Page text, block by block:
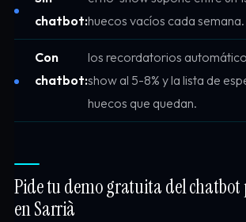
chatbot:huecos vacíos cada semana.
Con
chatbot:
los recordatorios
show al 5-8% y la lista de
huecos que quedan.
Pide tu demo gratuita del
en Sarrià